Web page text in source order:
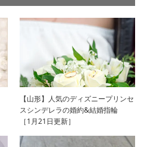
【山形】人気のディズニープリンセ
スシンデレラの婚約&結婚指輪
［1月21日更新］